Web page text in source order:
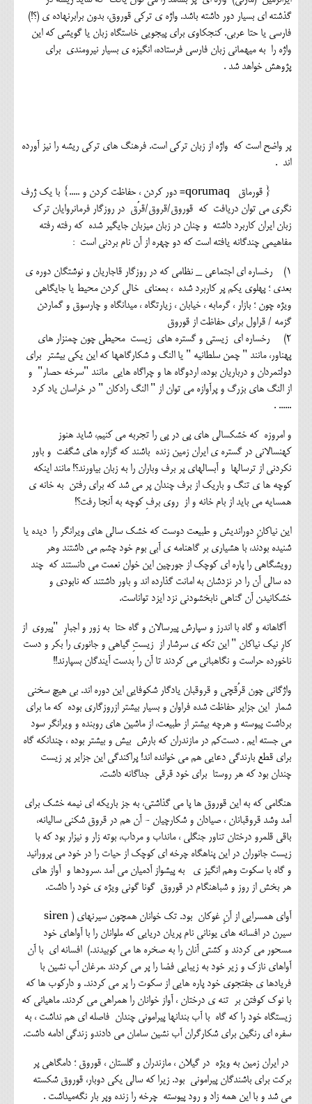
گذشته ای بسیار دور داشته باشد. واژه ی ترکی قوروق، بدون برابرنهاده ی (؟!)
فارسی یا حتا عربی. کنجکاوی برای پیجویی خاستگاه زبان یا گویشی که این
واژه را به میهمانی زبان فارسی فرستاده، انگیزه ی بسیار نیرومندی برای
پژوهش خواهد شد .
پر واضح است که واژه از زبان ترکی است. فرهنگ های ترکی ریشه را نیز آورده
اند .
{ قورماق qorumaq= دور کردن ، حفاظت کردن و .....} با یک ژرف
نگری می توان دریافت که قوروق/قروق/قرُق در روزگار فرمانروایان ترک
زبان ایران کاربرد داشته و چنان در زبان میزبان جایگیر شده که رفته رفته
مفاهیمی چندگانه یافته است که دو چهره از آن نام بردنی است :
1) رخساره ای اجتماعی _ نظامی که در روزگار قاجاریان و نوشتگان دوره ی
بعدی ؛ پهلوی یکم پر کاربرد شده ، بمعنای خالی کردن محیط یا جایگاهی
ویژه چون ؛ بازار ، گرمابه ، خیابان ، زیارتگاه ، میدانگاه و چارسوق و گماردن
گزمه / قراول برای حفاظت از قوروق
2) رخساره ای زیستی و گستره های زیست محیطی چون چمنزار های
پهناور، مانند " چمن سلطانیه " یا النگ و شکارگاهها که این یکی بیشتر برای
دولتمردان و درباریان بوده، اردوگاه ها و چراگاه هایی مانند "سرخه حصار" و
از النگ های بزرگ و پرآوازه می توان از " النگ رادکان " در خراسان یاد کرد
...... .
و امروزه که خشکسالی های پی در پی را تجربه می کنیم، شاید هنوز
کهنسالانی در گستره ی ایران زمین زنده باشند که گزاره های شگفت و باور
نکردنی از ترسالها و آبسالهای پر برف وباران را به زبان بیاورند؟! مانند اینکه
کوچه ها ی تنگ و باریک از برف چندان پر می شد که برای رفتن به خانه ی
همسایه می باید از بام خانه و از روی برفِ کوچه به آنجا رفت؟!
این نیاکانِ دوراندیش و طبیعت دوست که خشک سالی های ویرانگر را دیده یا
شنیده بودند، با هشیاری بر گاهنامه ی آبی بوم خود چشم می داشتند وهر
رویشگاهی را پاره ای کوچک از جورچین این خوان نعمت می دانستند که چند
ده سالی آن را در نزدشان به امانت گذارده اند و باور داشتند که نابودی و
خشکانیدن آن گناهی نابخشودنی نزد ایزد تواناست.
آگاهانه و گاه با اندرز و سپارش پیرسالان و گاه حتا به زور و اجبارِ "پیروی از
کارِ نیک نیاکان " این تکه ی سرشار از زیستِ گیاهی و جانوری را بکر و دست
ناخورده حراست و نگاهبانی می کردند تا آن را بدست آیندگان بسپارند!!
واژگانی چون قرُقچی و قروقبان یادگار شکوفایی این دوره اند. بی هیچ سخنی
شمار این جزایر حفاظت شده فراوان و بسیار بیشتر ازروزگاری بوده که ما برای
برداشت پیوسته و هرچه بیشتر از طبیعت، از ماشین های روبنده و ویرانگر سود
می جسته ایم . دست‌کم در مازندران که بارش بیش و بیشتر بوده ، چندانکه گاه
برای قطع بارندگی دعایی هم می خوانده اند! پراکندگی این جزایر پر زیست
چندان بود که هر روستا برای خود قرقی جداگانه داشت.
هنگامی که به این قوروق ها پا می گذاشتی، به جز باریکه ای نیمه خشک برای
آمد وشد قروقبانان ، صیادان و شکارچیان - آن هم در قروق شکنی سالیانه،
باقی قلمرو درختان تناور جنگلی ، مانداب و مرداب، بوته زار و نیزار بود که با
زیست جانوران در این پناهگاه چرخه ای کوچک از حیات را در خود می پرورانید
و گاه با سکوت وهم انگیز ی به پیشواز آدمیان می آمد .سرودها و آواز های
هر بخش از روز و شباهنگام در قوروق گونا گونی ویژه ی خود را داشت.
سیرن در افسانه های یونانی نام پریان دریایی که ملوانان را با آواهای خود
مسحور می کردند و کشتی آنان را به صخره ها می کوبیدند.) افسانه ای با آن
آواهای نازک و زیر خود به زیبایی فضا را پر می کردند .مرغان آب نشین با
فریادها ی جفتجوی خود پاره هایی از سکوت را پر می کردند. و دارکوب ها که
با نوک کوفتن بر تنه ی درختان ، آواز خوانان را همراهی می کردند. ماهیانی که
زیستگاه خود را که گاه با آب بندانها پیرامونی چندان فاصله ای هم نداشت ، به
سفره ای رنگین برای شکارگران آب نشین سامان می دادندو زندگی ادامه داشت.
در ایران زمین به ویژه در گیلان ، مازندران و گلستان ، قوروق ؛ دامگاهی پر
برکت برای باشندگان پیرامونی بود. زیرا که سالی یکی دوبار، قوروق شکسته
می شد و با این همه زاد و رود پیوسته چرخه را زنده وپر بار نگه‌میداشت .